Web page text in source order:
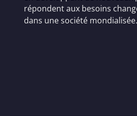
répondent aux besoins
dans une société mondialisée.